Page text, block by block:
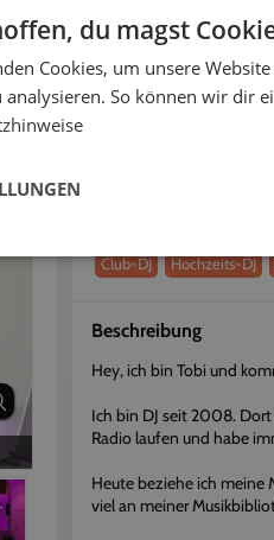
Sofort buchen
Erhalte einen
Club-DJ Hochzeits-DJ
Beschreibung
Hey, ich bin Tobi und
Ich bin DJ seit 2008.
Radio laufen und habe
Heute beziehe ich meine
viel an meiner
du magst
Cookies, um unsere
analysieren. So können wir dir